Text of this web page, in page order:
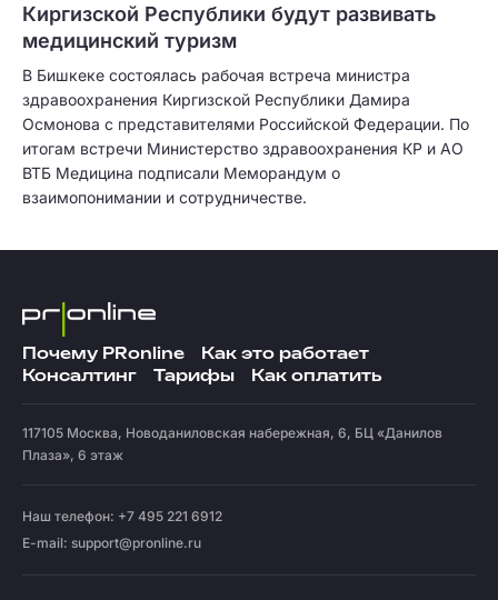
Киргизской Республики будут развивать
медицинский туризм
В Бишкеке состоялась рабочая встреча министра
здравоохранения Киргизской Республики Дамира
Осмонова с представителями Российской Федерации. По
итогам встречи Министерство здравоохранения КР и АО
ВТБ Медицина подписали Меморандум о
взаимопонимании и сотрудничестве.
Почему PRonline
Как это работает
Консалтинг
Тарифы Как оплатить
117105 Москва, Новоданиловская набережная, 6, БЦ «Данилов
Плаза», 6 этаж
Наш телефон: +7 495 221 6912
E-mail: support@pronline.ru